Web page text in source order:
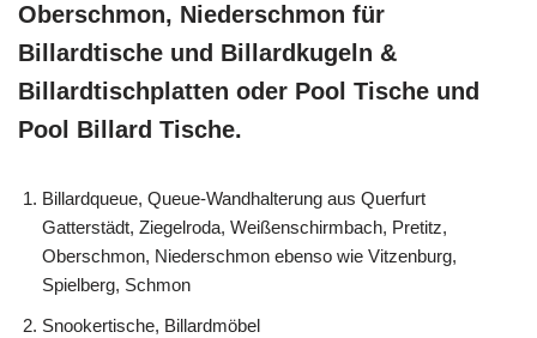
Oberschmon, Niederschmon für
Billardtische und Billardkugeln &
Billardtischplatten oder Pool Tische und
Pool Billard Tische.
Billardqueue, Queue-Wandhalterung aus Querfurt
Gatterstädt, Ziegelroda, Weißenschirmbach, Pretitz,
Oberschmon, Niederschmon ebenso wie Vitzenburg,
Spielberg, Schmon
Snookertische, Billardmöbel